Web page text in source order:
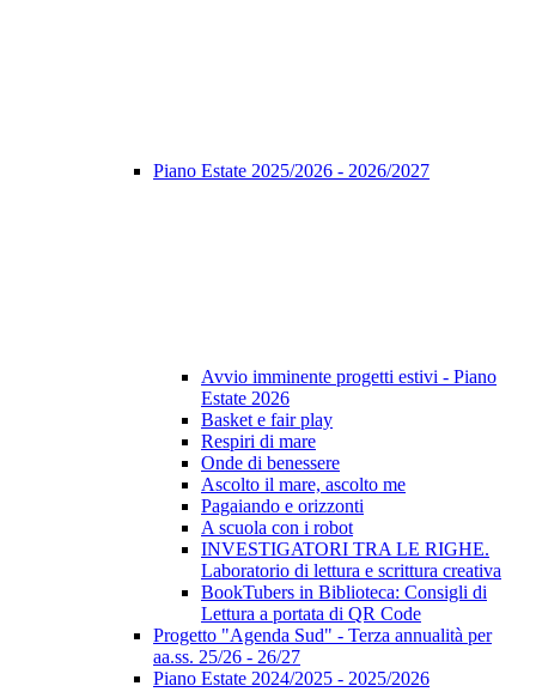
Piano Estate 2025/2026 - 2026/2027
Avvio imminente progetti estivi - Piano
Estate 2026
Basket e fair play
Respiri di mare
Onde di benessere
Ascolto il mare, ascolto me
Pagaiando e orizzonti
A scuola con i robot
INVESTIGATORI TRA LE RIGHE.
Laboratorio di lettura e scrittura creativa
BookTubers in Biblioteca: Consigli di
Lettura a portata di QR Code
Progetto "Agenda Sud" - Terza annualità per
aa.ss. 25/26 - 26/27
Piano Estate 2024/2025 - 2025/2026